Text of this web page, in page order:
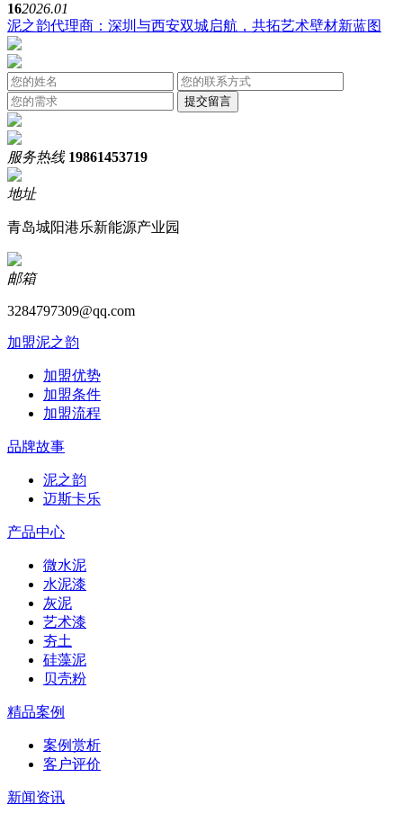
162026.01
泥之韵代理商：深圳与西安双城启航，共拓艺术壁材新蓝图
服务热线 19861453719
地址
青岛城阳港乐新能源产业园
邮箱
3284797309@qq.com
加盟泥之韵
加盟优势
加盟条件
加盟流程
品牌故事
泥之韵
迈斯卡乐
产品中心
微水泥
水泥漆
灰泥
艺术漆
夯土
硅藻泥
贝壳粉
精品案例
案例赏析
客户评价
新闻资讯